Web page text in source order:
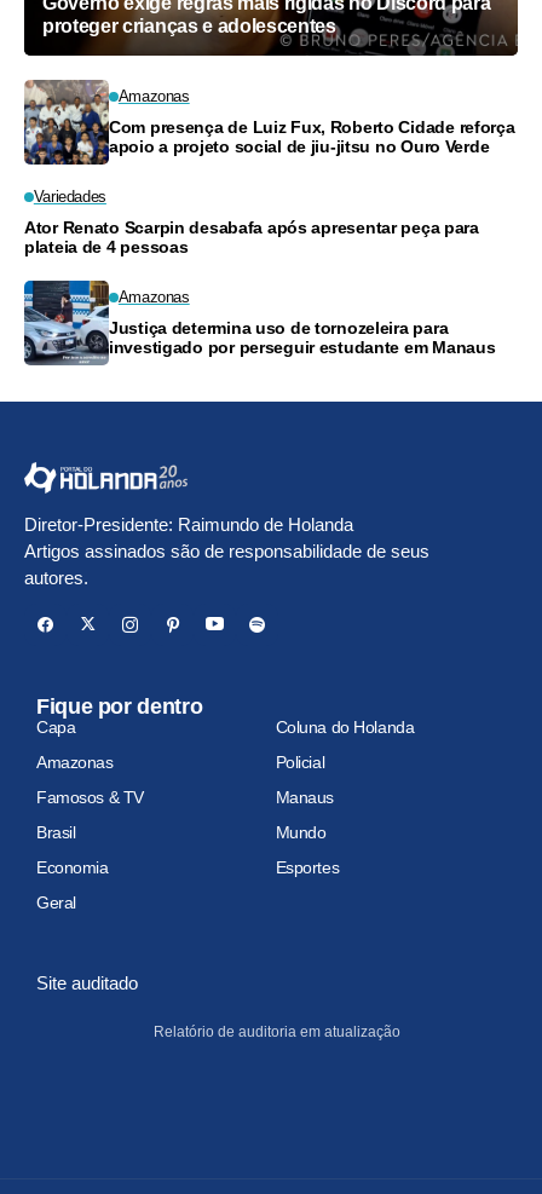
proteger crianças e adolescentes
Amazonas
Com presença de Luiz Fux, Roberto Cidade reforça
apoio a projeto social de jiu-jitsu no Ouro Verde
Variedades
Ator Renato Scarpin desabafa após apresentar peça para
plateia de 4 pessoas
Amazonas
Justiça determina uso de tornozeleira para
investigado por perseguir estudante em Manaus
Diretor-Presidente: Raimundo de Holanda
Artigos assinados são de responsabilidade de seus
autores.
Fique por dentro
Capa
Coluna do Holanda
Amazonas
Policial
Famosos & TV
Manaus
Brasil
Mundo
Economia
Esportes
Geral
Site auditado
Relatório de auditoria em atualização